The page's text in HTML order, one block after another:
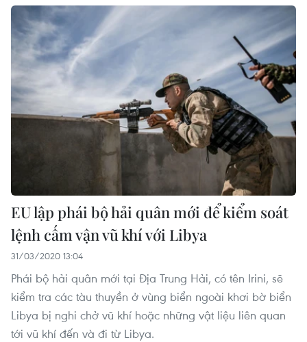
EU lập phái bộ hải quân mới để kiểm soát
lệnh cấm vận vũ khí với Libya
31/03/2020 13:04
Phái bộ hải quân mới tại Địa Trung Hải, có tên Irini, sẽ
kiểm tra các tàu thuyền ở vùng biển ngoài khơi bờ biển
Libya bị nghi chở vũ khí hoặc những vật liệu liên quan
tới vũ khí đến và đi từ Libya.